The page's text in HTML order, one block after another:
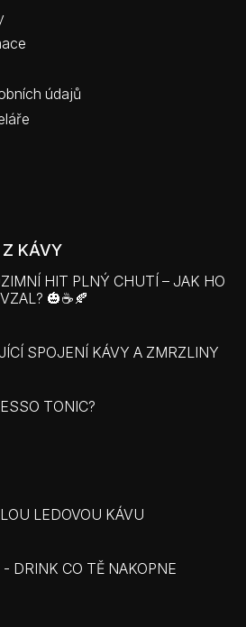
údajů
Z KÁVY
HIT PLNÝ CHUTÍ – JAK HO
🎃☕🍂
SPOJENÍ KÁVY A ZMRZLINY
TONIC?
LEDOVOU KÁVU
DRINK CO TĚ NAKOPNE